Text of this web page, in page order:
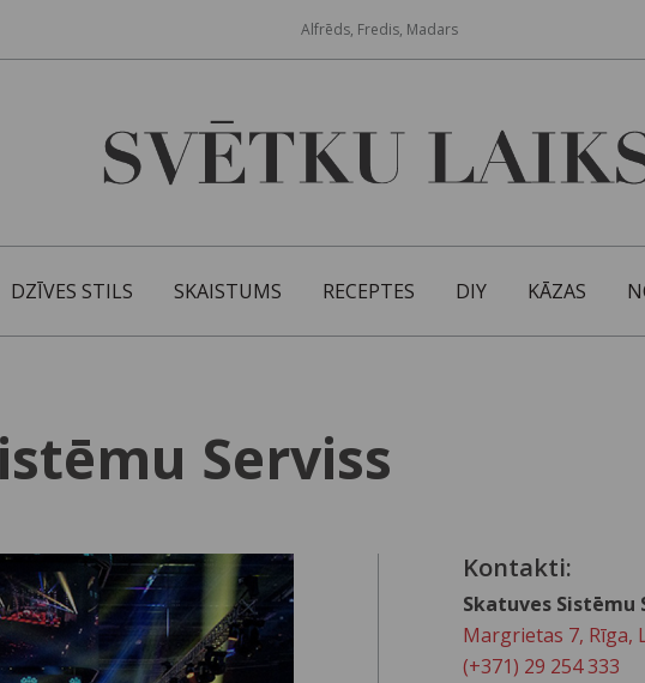
Alfrēds, Fredis, Madars
DZĪVES STILS SKAISTUMS RECEPTES DIY KĀZAS
Serviss
Kontakti:
Skatuves Sistēmu
Margrietas 7, Rīga,
(+371) 29 254 333